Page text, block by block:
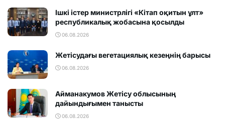
Ішкі істер министрлігі «Кітап оқитын ұлт»
республикалық жобасына қосылды
06.08.2026
Жетісудағы вегетациялық кезеңнің барысы
06.08.2026
Айманакумов Жетісу облысының
дайындығымен танысты
06.08.2026